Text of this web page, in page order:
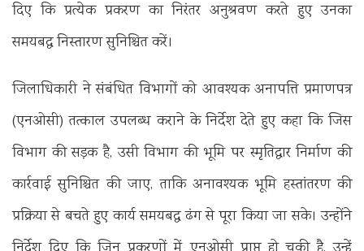
दिए कि प्रत्येक प्रकरण का निरंतर अनुश्रवण करते हुए उनका
समयबद्ध निस्तारण सुनिश्चित करें।
जिलाधिकारी ने संबंधित विभागों को आवश्यक अनापत्ति प्रमाणपत्र
(एनओसी) तत्काल उपलब्ध कराने के निर्देश देते हुए कहा कि जिस
विभाग की सड़क है, उसी विभाग की भूमि पर स्मृतिद्वार निर्माण की
कार्रवाई सुनिश्चित की जाए, ताकि अनावश्यक भूमि हस्तांतरण की
प्रक्रिया से बचते हुए कार्य समयबद्ध ढंग से पूरा किया जा सके। उन्होंने